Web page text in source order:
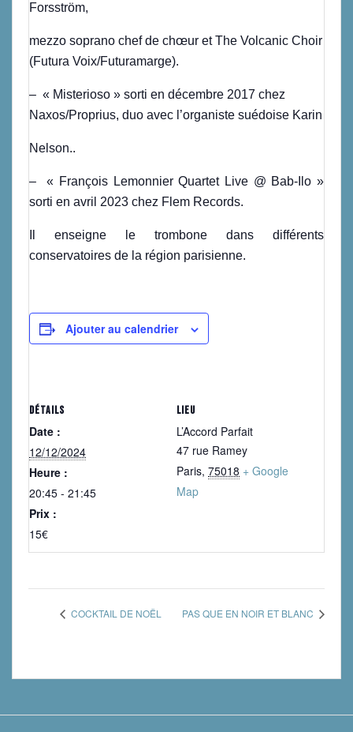
Forsström,
mezzo soprano chef de chœur et The Volcanic Choir
(Futura Voix/Futuramarge).
– « Misterioso » sorti en décembre 2017 chez
Naxos/Proprius, duo avec l’organiste suédoise Karin
Nelson..
– « François Lemonnier Quartet Live @ Bab-Ilo »
sorti en avril 2023 chez Flem Records.
Il enseigne le trombone dans différents
conservatoires de la région parisienne.
Ajouter au calendrier
DÉTAILS
Date :
12/12/2024
Heure :
20:45 - 21:45
Prix :
15€
LIEU
L’Accord Parfait
47 rue Ramey
Paris, 75018 + Google
Map
COCKTAIL DE NOËL PAS QUE EN NOIR ET BLANC